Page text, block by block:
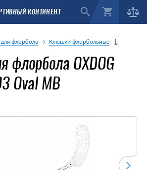
КОНТИНЕНТ
флорбола Клюшки флорбольные
флорбола OXDOG
Oval MB